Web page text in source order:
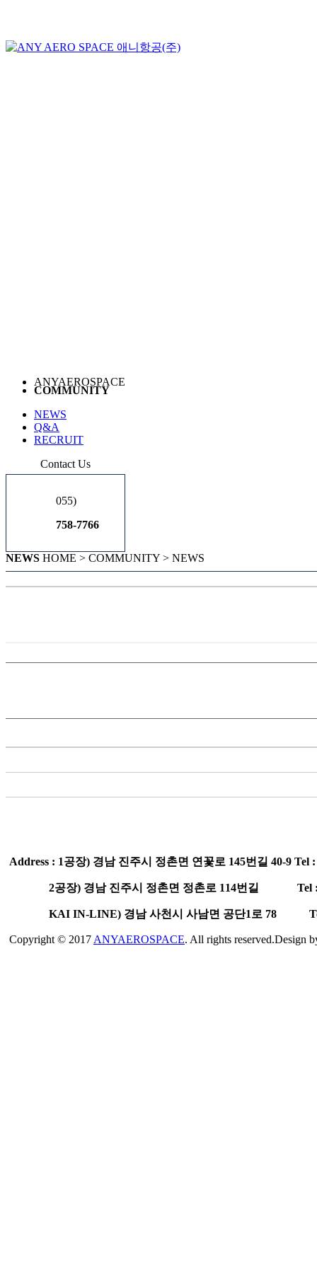
ANYAEROSPACE
COMMUNITY
NEWS
Q&A
RECRUIT
Contact Us
055)
758-7766
NEWS HOME > COMMUNITY > NEWS
Address : 1공장) 경남 진주시 정촌면 연꽃로 145번길 40-9 Tel
2공장) 경남 진주시 정촌면 정촌로 114번길 Tel
KAI IN-LINE) 경남 사천시 사남면 공단1로 78
Copyright © 2017 ANYAEROSPACE. All rights reserved.Design